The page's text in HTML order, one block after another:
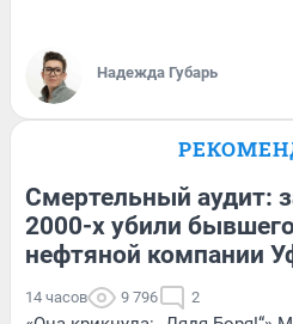
Надежда Губарь
Смертельный аудит:
2000-х убили
нефтяной компании
14 часов 9 796 2